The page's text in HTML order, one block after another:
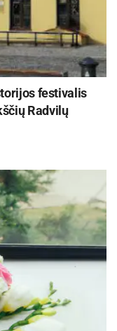
festivalis
Radvilų